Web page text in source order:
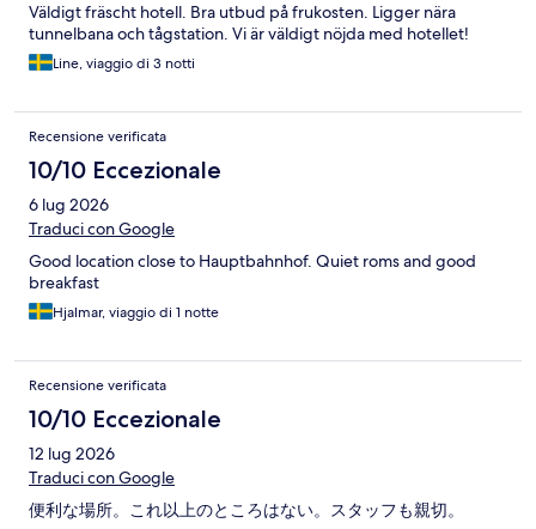
Väldigt fräscht hotell. Bra utbud på frukosten. Ligger nära
tunnelbana och tågstation. Vi är väldigt nöjda med hotellet!
Line, viaggio di 3 notti
Recensione verificata
10/10 Eccezionale
6 lug 2026
Traduci con Google
Good location close to Hauptbahnhof. Quiet roms and good
breakfast
Hjalmar, viaggio di 1 notte
Recensione verificata
10/10 Eccezionale
12 lug 2026
Traduci con Google
便利な場所。これ以上のところはない。スタッフも親切。